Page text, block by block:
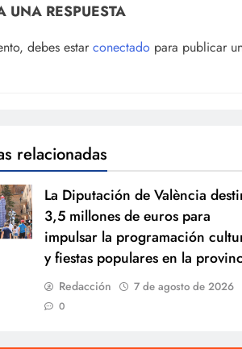
UNA RESPUESTA
debes estar conectado para publicar
relacionadas
La Diputación de València
3,5 millones de euros para
impulsar la programación
y fiestas populares en la
Redacción 7 de agosto de 2026
0